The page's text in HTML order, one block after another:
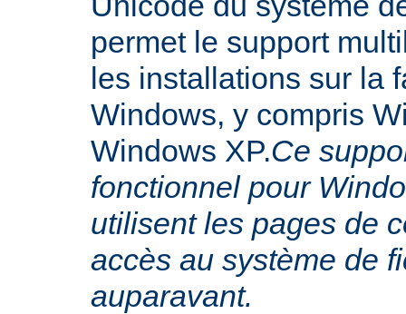
permet le support
les installations sur la
Windows, y compris
Windows XP.Ce
fonctionnel pour
utilisent les pages de
accès au système de
auparavant.